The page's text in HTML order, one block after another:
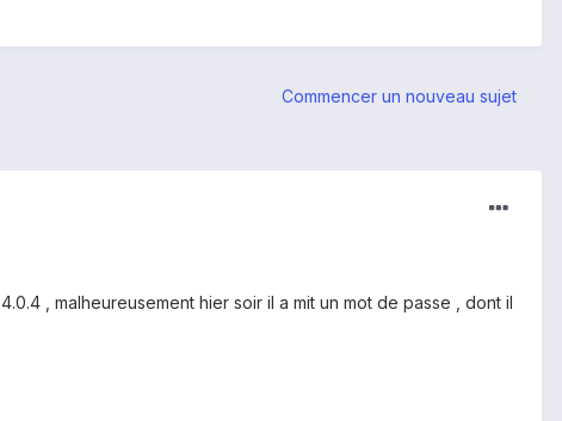
Commencer un nouveau sujet
, malheureusement hier soir il a mit un mot de passe , dont il